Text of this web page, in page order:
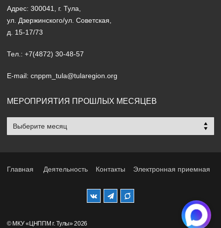
Адрес: 300041, г. Тула,
ул. Дзержинского/ул. Советская,
д. 15-17/73
Тел.: +7(4872) 30-48-57
E-mail: cnppm_tula@tularegion.org
МЕРОПРИЯТИЯ ПРОШЛЫХ МЕСЯЦЕВ
Мероприятия
прошлых
Главная Деятельность Контакты Электронная приемная
© МКУ «ЦНППМ г. Тулы» 2026